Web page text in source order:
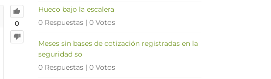
0
Hueco bajo la escalera
0 Respuestas | 0 Votos
Meses sin bases de cotización registradas en la
seguridad so
0 Respuestas | 0 Votos